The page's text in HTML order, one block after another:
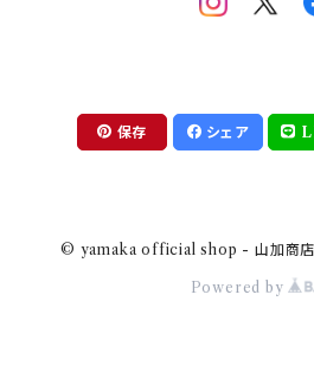
ちびまる子ちゃんandクレヨンしんちゃ
【山加商店×yaeko】migratory bird
HAPPY DINING(ハッピーダイニン
保存 シェア
© yamaka official shop - 山加商店
Powered by